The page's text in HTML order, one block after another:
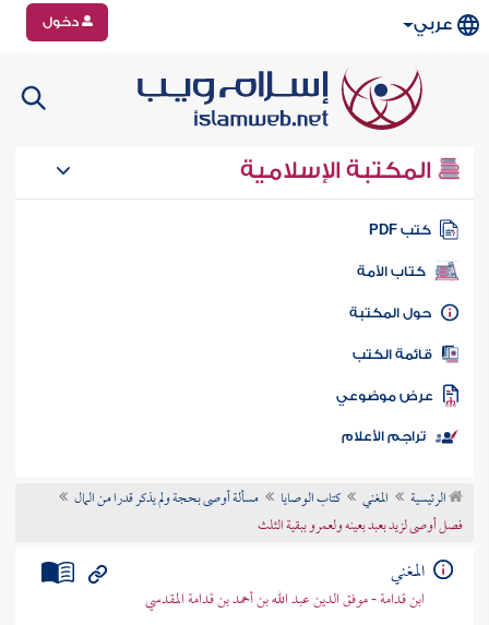
عربي دخول
المكتبة الإسلامية
كتب PDF
كتاب الأمة
المكتبة
الكتب
موضوعي
تراجم الأعلام
الرئيسية المغني كتاب الوصايا
مسألة أوصى بحجة ولم يذكر قدرا من المال
فصل أوصى لزيد بعبد بعينه ولعمرو ببقية الثلث
المغني
ابن قدامة - موفق الدين عبد الله بن أحمد بن قدامة المقدسي